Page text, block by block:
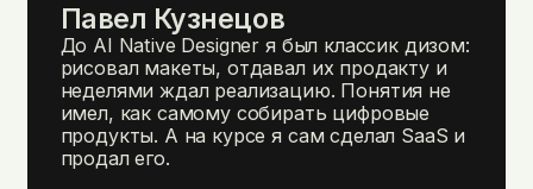
Павел Кузнецов
До AI Native Designer я был классик дизом:
рисовал макеты, отдавал их продакту и
неделями ждал реализацию. Понятия не
имел, как самому собирать цифровые
продукты. А на курсе я сам сделал SaaS и
продал его.